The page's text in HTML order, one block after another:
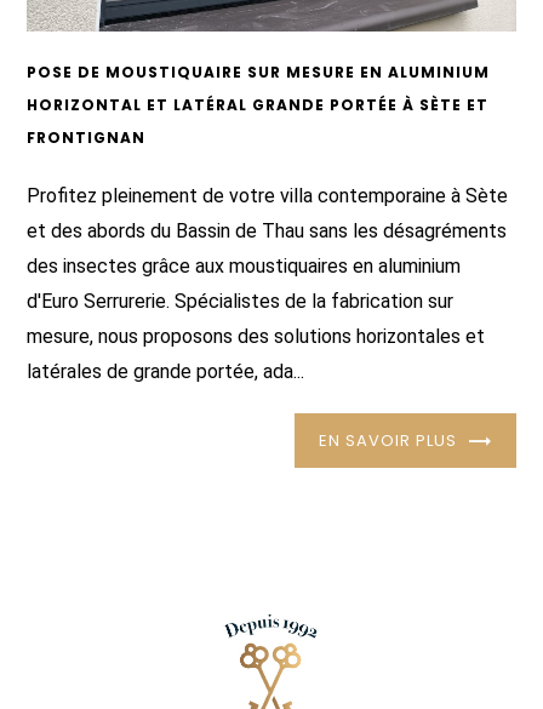
POSE DE MOUSTIQUAIRE SUR MESURE EN ALUMINIUM
HORIZONTAL ET LATÉRAL GRANDE PORTÉE À SÈTE ET
FRONTIGNAN
Profitez pleinement de votre villa contemporaine à Sète
et des abords du Bassin de Thau sans les désagréments
des insectes grâce aux moustiquaires en aluminium
d'Euro Serrurerie. Spécialistes de la fabrication sur
mesure, nous proposons des solutions horizontales et
latérales de grande portée, ada...
EN SAVOIR PLUS